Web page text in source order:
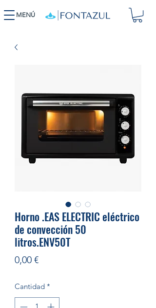
MENÚ
Horno .EAS ELECTRIC eléctrico
de convección 50
litros.ENV50T
0,00 €Precio
Cantidad *